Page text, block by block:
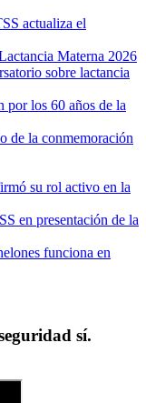
actualiza el
sobre lactancia
de la conmemoración
su rol activo en la
funciona en
sí.